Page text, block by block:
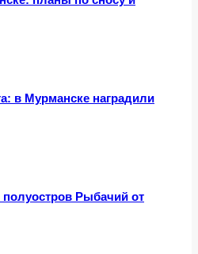
в Мурманске наградили
Рыбачий от